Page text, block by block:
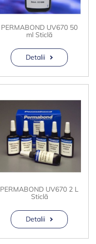
PERMABOND UV670 50
ml Sticlă
Detalii
PERMABOND UV670 2 L
Sticlă
Detalii